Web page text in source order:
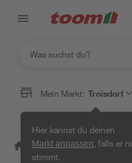
Mein Markt: Troisdorf
Hier kannst du deinen
Markt anpassen , falls er
stimmt.
/ Werkstatt & Maschinen